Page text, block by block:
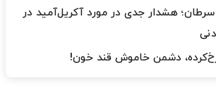
هشدار جدی در مورد آکریل‌آمید در
دشمن خاموش قند خون!